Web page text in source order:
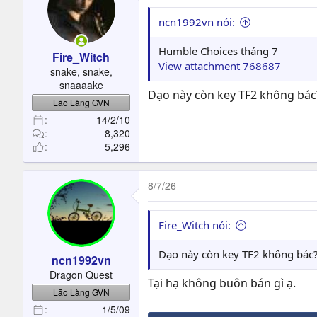
Fire_Witch
snake, snake,
snaaaake
Lão Làng GVN
14/2/10
8,320
5,296
ncn1992vn nói:
Humble Choices tháng 7
View attachment 768687
Dạo này còn key TF2 không
ncn1992vn
Dragon Quest
Lão Làng GVN
1/5/09
8/7/26
Fire_Witch nói:
Dạo này còn key TF2 không
Tại hạ không buôn bán gì ạ.